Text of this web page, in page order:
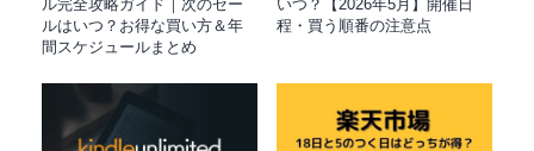
ル完全攻略ガイド｜次のセー
ルはいつ？お得な買い方＆年
間スケジュールまとめ
いつ？【2026年5月】開催日
程・買う順番の注意点